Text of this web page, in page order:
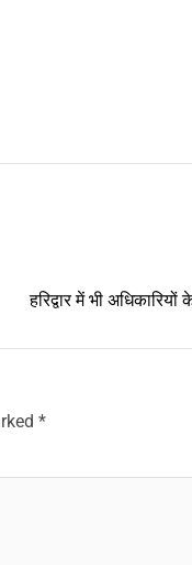
हरिद्वार में भी
*